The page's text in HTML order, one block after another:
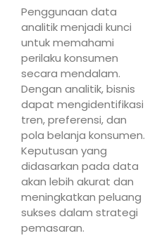
Penggunaan data
analitik menjadi kunci
untuk memahami
perilaku konsumen
secara mendalam.
Dengan analitik, bisnis
dapat mengidentifikasi
tren, preferensi, dan
pola belanja konsumen.
Keputusan yang
didasarkan pada data
akan lebih akurat dan
meningkatkan peluang
sukses dalam strategi
pemasaran.